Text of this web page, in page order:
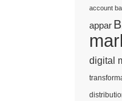
account
appar
digital